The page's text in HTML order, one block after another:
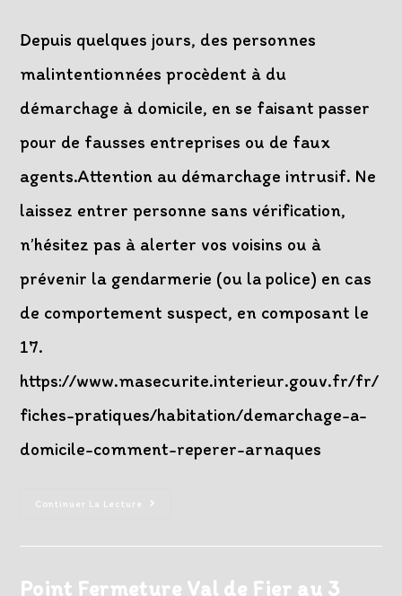
Depuis quelques jours, des personnes
malintentionnées procèdent à du
démarchage à domicile, en se faisant passer
pour de fausses entreprises ou de faux
agents.Attention au démarchage intrusif. Ne
laissez entrer personne sans vérification,
n’hésitez pas à alerter vos voisins ou à
prévenir la gendarmerie (ou la police) en cas
de comportement suspect, en composant le
17.
https://www.masecurite.interieur.gouv.fr/fr/
fiches-pratiques/habitation/demarchage-a-
domicile-comment-reperer-arnaques
Continuer La Lecture
Vigilance
Point Fermeture Val de Fier au 3